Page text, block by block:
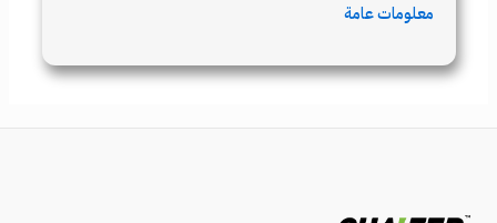
معلومات عامة